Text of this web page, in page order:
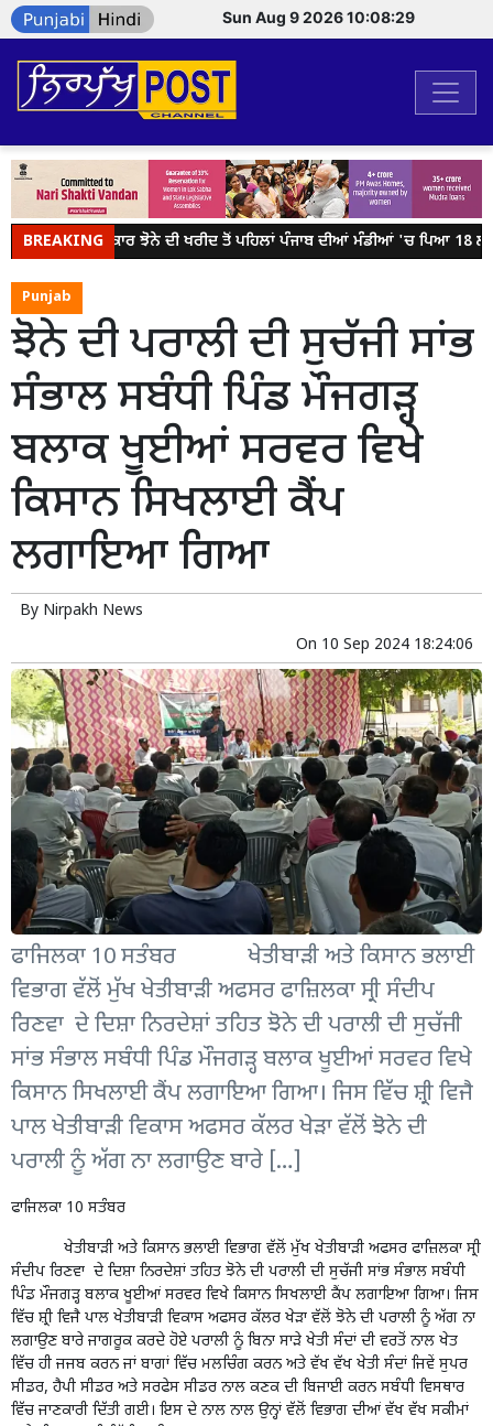
Sun Aug 9 2026 10:08:29
BREAKING
ਕੇਂਦਰ ਸਰਕਾਰ ਝੋਨੇ ਦੀ ਖਰੀਦ ਤੋਂ ਪਹਿਲਾਂ ਪੰਜਾਬ ਦੀਆਂ ਮੰਡੀਆਂ 'ਚ ਪਿਆ 18 ਲੱਖ
Punjab
ਝੋਨੇ ਦੀ ਪਰਾਲੀ ਦੀ ਸੁਚੱਜੀ ਸਾਂਭ
ਸੰਭਾਲ ਸਬੰਧੀ ਪਿੰਡ ਮੌਜਗੜ੍ਹ
ਬਲਾਕ ਖੂਈਆਂ ਸਰਵਰ ਵਿਖੇ
ਕਿਸਾਨ ਸਿਖਲਾਈ ਕੈਂਪ
ਲਗਾਇਆ ਗਿਆ
By Nirpakh News
On 10 Sep 2024 18:24:06
ਫਾਜਿਲਕਾ 10 ਸਤੰਬਰ ਖੇਤੀਬਾੜੀ ਅਤੇ ਕਿਸਾਨ ਭਲਾਈ
ਵਿਭਾਗ ਵੱਲੋਂ ਮੁੱਖ ਖੇਤੀਬਾੜੀ ਅਫਸਰ ਫਾਜ਼ਿਲਕਾ ਸ੍ਰੀ ਸੰਦੀਪ
ਰਿਣਵਾ ਦੇ ਦਿਸ਼ਾ ਨਿਰਦੇਸ਼ਾਂ ਤਹਿਤ ਝੋਨੇ ਦੀ ਪਰਾਲੀ ਦੀ ਸੁਚੱਜੀ
ਸਾਂਭ ਸੰਭਾਲ ਸਬੰਧੀ ਪਿੰਡ ਮੌਜਗੜ੍ਹ ਬਲਾਕ ਖੂਈਆਂ ਸਰਵਰ ਵਿਖੇ
ਕਿਸਾਨ ਸਿਖਲਾਈ ਕੈਂਪ ਲਗਾਇਆ ਗਿਆ। ਜਿਸ ਵਿੱਚ ਸ਼੍ਰੀ ਵਿਜੈ
ਪਾਲ ਖੇਤੀਬਾੜੀ ਵਿਕਾਸ ਅਫਸਰ ਕੱਲਰ ਖੇੜਾ ਵੱਲੋਂ ਝੋਨੇ ਦੀ
ਪਰਾਲੀ ਨੂੰ ਅੱਗ ਨਾ ਲਗਾਉਣ ਬਾਰੇ […]
ਫਾਜਿਲਕਾ 10 ਸਤੰਬਰ
ਖੇਤੀਬਾੜੀ ਅਤੇ ਕਿਸਾਨ ਭਲਾਈ ਵਿਭਾਗ ਵੱਲੋਂ ਮੁੱਖ ਖੇਤੀਬਾੜੀ ਅਫਸਰ ਫਾਜ਼ਿਲਕਾ ਸ੍ਰੀ
ਸੰਦੀਪ ਰਿਣਵਾ ਦੇ ਦਿਸ਼ਾ ਨਿਰਦੇਸ਼ਾਂ ਤਹਿਤ ਝੋਨੇ ਦੀ ਪਰਾਲੀ ਦੀ ਸੁਚੱਜੀ ਸਾਂਭ ਸੰਭਾਲ ਸਬੰਧੀ
ਪਿੰਡ ਮੌਜਗੜ੍ਹ ਬਲਾਕ ਖੂਈਆਂ ਸਰਵਰ ਵਿਖੇ ਕਿਸਾਨ ਸਿਖਲਾਈ ਕੈਂਪ ਲਗਾਇਆ ਗਿਆ। ਜਿਸ
ਵਿੱਚ ਸ਼੍ਰੀ ਵਿਜੈ ਪਾਲ ਖੇਤੀਬਾੜੀ ਵਿਕਾਸ ਅਫਸਰ ਕੱਲਰ ਖੇੜਾ ਵੱਲੋਂ ਝੋਨੇ ਦੀ ਪਰਾਲੀ ਨੂੰ ਅੱਗ ਨਾ
ਲਗਾਉਣ ਬਾਰੇ ਜਾਗਰੂਕ ਕਰਦੇ ਹੋਏ ਪਰਾਲੀ ਨੂੰ ਬਿਨਾ ਸਾੜੇ ਖੇਤੀ ਸੰਦਾਂ ਦੀ ਵਰਤੋਂ ਨਾਲ ਖੇਤ
ਵਿੱਚ ਹੀ ਜਜਬ ਕਰਨ ਜਾਂ ਬਾਗਾਂ ਵਿੱਚ ਮਲਚਿੰਗ ਕਰਨ ਅਤੇ ਵੱਖ ਵੱਖ ਖੇਤੀ ਸੰਦਾਂ ਜਿਵੇਂ ਸੁਪਰ
ਸੀਡਰ, ਹੈਪੀ ਸੀਡਰ ਅਤੇ ਸਰਫੇਸ ਸੀਡਰ ਨਾਲ ਕਣਕ ਦੀ ਬਿਜਾਈ ਕਰਨ ਸਬੰਧੀ ਵਿਸਥਾਰ
ਵਿੱਚ ਜਾਣਕਾਰੀ ਦਿੱਤੀ ਗਈ। ਇਸ ਦੇ ਨਾਲ ਨਾਲ ਉਨ੍ਹਾਂ ਵੱਲੋਂ ਵਿਭਾਗ ਦੀਆਂ ਵੱਖ ਵੱਖ ਸਕੀਮਾਂ